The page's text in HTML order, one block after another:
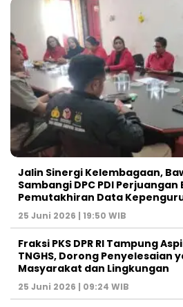
Jalin Sinergi Kelembagaan,
Sambangi DPC PDI Perjuangan
Pemutakhiran Data
25 Juni 2026 | 19:50 WIB
‎Fraksi PKS DPR RI Tampung
TNGHS, Dorong Penyelesaian
Masyarakat dan Lingkungan‎
25 Juni 2026 | 09:24 WIB